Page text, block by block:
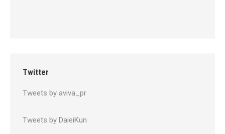
Twitter
Tweets by aviva_pr
Tweets by DaieiKun